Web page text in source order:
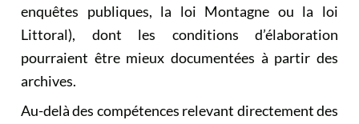
enquêtes publiques, la loi Montagne ou la loi
Littoral), dont les conditions d’élaboration
pourraient être mieux documentées à partir des
archives.
Au-delà des compétences relevant directement des